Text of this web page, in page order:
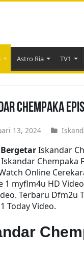
Astro Ria TV1
Chempaka
13, 2024
BergetarIskandar
Chempaka
Online
1 myflm4u HD
Terbaru Dfm2u
Today Video.